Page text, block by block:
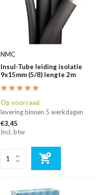
NMC
Insul-Tube leiding isolatie
9x15mm (5/8) lengte 2m
Op voorraad
levering binnen 5 werkdagen
€3,45
Incl. btw